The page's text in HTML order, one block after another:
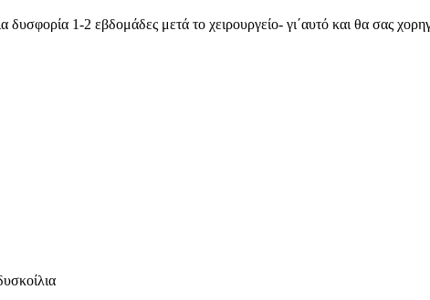
1-2 εβδομάδες μετά το χειρουργείο- γι΄αυτό και θα σας